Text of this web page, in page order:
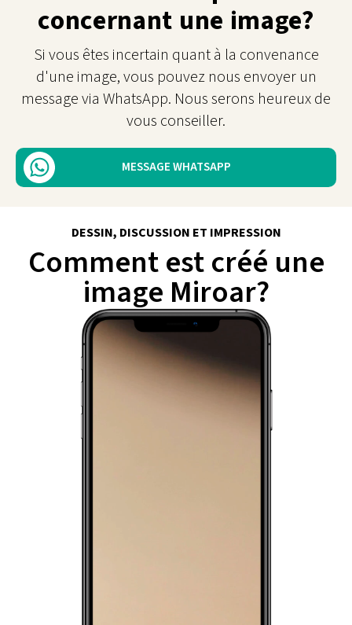
concernant une image?
Si vous êtes incertain quant à la convenance
d'une image, vous pouvez nous envoyer un
message via WhatsApp. Nous serons heureux de
vous conseiller.
MESSAGE WHATSAPP
DESSIN, DISCUSSION ET IMPRESSION
Comment est créé une
image Miroar?